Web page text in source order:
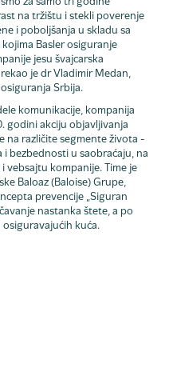
za samo tri godine
na tržištu i stekli poverenje
i poboljšanja u skladu sa
Basler osiguranje
jesu švajcarska
je dr Vladimir Medan,
Srbija.
komunikacije, kompanija
godini akciju objavljivanja
na različite segmente života -
bezbednosti u saobraćaju, na
vebsajtu kompanije. Time je
Baloaz (Baloise) Grupe,
prevencije „Siguran
nastanka štete, a po
osiguravajućih kuća.